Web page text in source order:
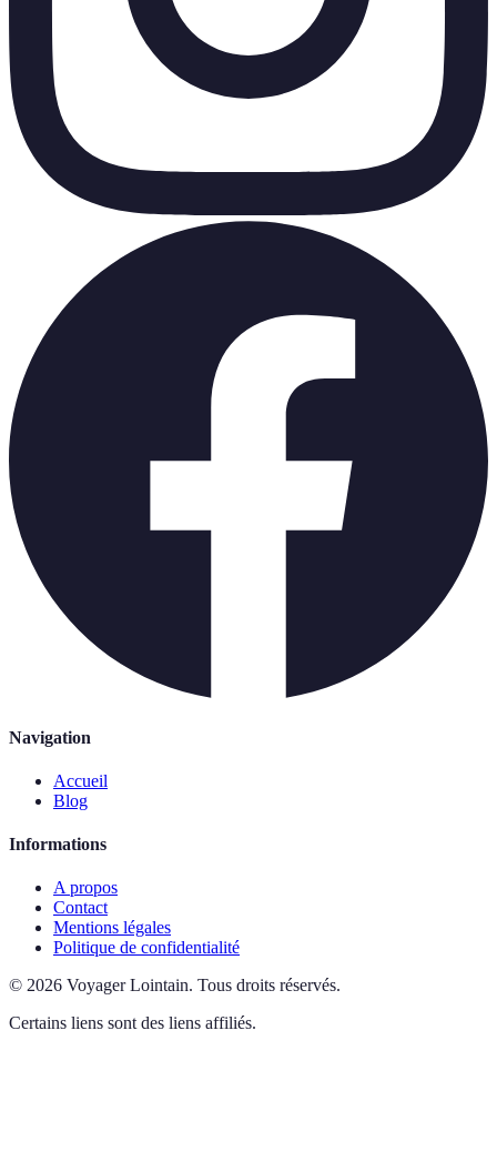
Navigation
Accueil
Blog
Informations
A propos
Contact
Mentions légales
Politique de confidentialité
© 2026 Voyager Lointain. Tous droits réservés.
Certains liens sont des liens affiliés.